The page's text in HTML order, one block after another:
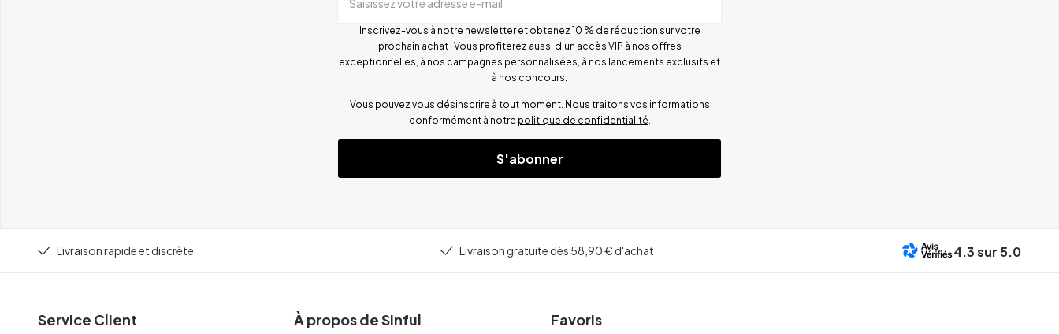
Saisissez votre adresse e-mail
Inscrivez-vous à notre newsletter et obtenez 10 % de réduction sur votre
prochain achat ! Vous profiterez aussi d'un accès VIP à nos offres
exceptionnelles, à nos campagnes personnalisées, à nos lancements exclusifs et
à nos concours.
Vous pouvez vous désinscrire à tout moment. Nous traitons vos informations
conformément à notre politique de confidentialité
S'abonner
Livraison rapide et discrète Livraison gratuite dès 58,90 € d'achat 4.3sur 5.0
Service Client À propos de Sinful Favoris